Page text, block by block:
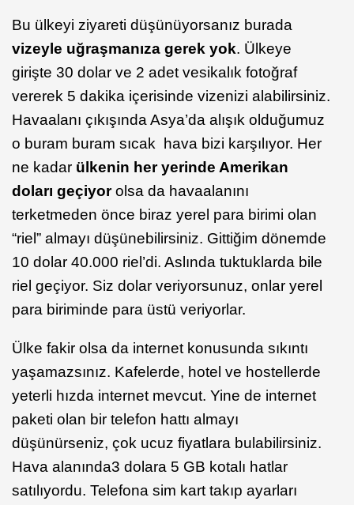
Bu ülkeyi ziyareti düşünüyorsanız burada
vizeyle uğraşmanıza gerek yok. Ülkeye
girişte 30 dolar ve 2 adet vesikalık fotoğraf
vererek 5 dakika içerisinde vizenizi alabilirsiniz.
Havaalanı çıkışında Asya’da alışık olduğumuz
o buram buram sıcak hava bizi karşılıyor. Her
ne kadar ülkenin her yerinde Amerikan
doları geçiyorolsa da havaalanını
terketmeden önce biraz yerel para birimi olan
“riel” almayı düşünebilirsiniz. Gittiğim dönemde
10 dolar 40.000 riel’di. Aslında tuktuklarda bile
riel geçiyor. Siz dolar veriyorsunuz, onlar yerel
para biriminde para üstü veriyorlar.
Ülke fakir olsa da internet konusunda sıkıntı
yaşamazsınız. Kafelerde, hotel ve hostellerde
yeterli hızda internet mevcut. Yine de internet
paketi olan bir telefon hattı almayı
düşünürseniz, çok ucuz fiyatlara bulabilirsiniz.
Hava alanında3 dolara 5 GB kotalı hatlar
satılıyordu. Telefona sim kart takıp ayarları